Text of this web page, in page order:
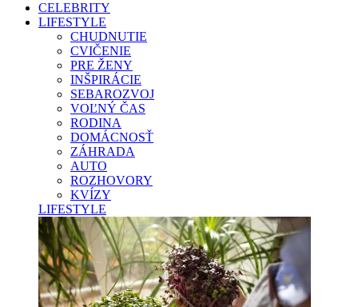
CELEBRITY
LIFESTYLE
CHUDNUTIE
CVIČENIE
PRE ŽENY
INŠPIRÁCIE
SEBAROZVOJ
VOĽNÝ ČAS
RODINA
DOMÁCNOSŤ
ZÁHRADA
AUTO
ROZHOVORY
KVÍZY
LIFESTYLE